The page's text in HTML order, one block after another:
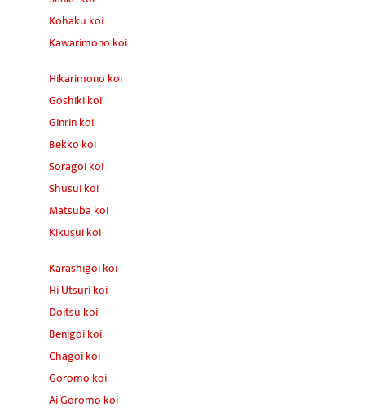
Kohaku koi
Kawarimono koi
Hikarimono koi
Goshiki koi
Ginrin koi
Bekko koi
Soragoi koi
Shusui koi
Matsuba koi
Kikusui koi
Karashigoi koi
Hi Utsuri koi
Doitsu koi
Benigoi koi
Chagoi koi
Goromo koi
Ai Goromo koi